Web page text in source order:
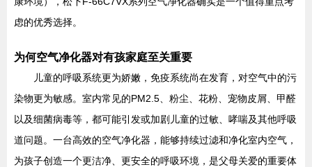
虑的优秀选择。
为何空气净化器对有孩家庭至关重要
儿童的呼吸系统更为娇嫩，免疫系统尚在发育，对空气中的污
染物更为敏感。室内常见的PM2.5、粉尘、花粉、宠物皮屑、甲醛
以及细菌病毒等，都可能引发或加剧儿童的过敏、哮喘及其他呼吸
道问题。一台高效的空气净化器，能够持续过滤和净化室内空气，
为孩子创造一个更洁净、更安全的呼吸环境，是父母关爱的重要体